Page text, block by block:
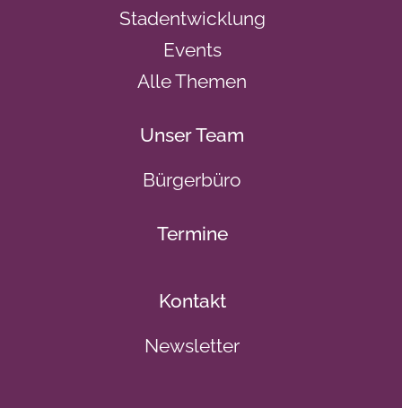
Stadentwicklung
Events
Alle Themen
Unser Team
Bürgerbüro
Termine
Kontakt
Newsletter